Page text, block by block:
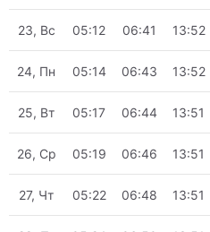
23, Вс 05:12 06:41 13:52
24, Пн 05:14 06:43 13:52
25, Вт 05:17 06:44 13:51
26, Ср 05:19 06:46 13:51
27, Чт 05:22 06:48 13:51